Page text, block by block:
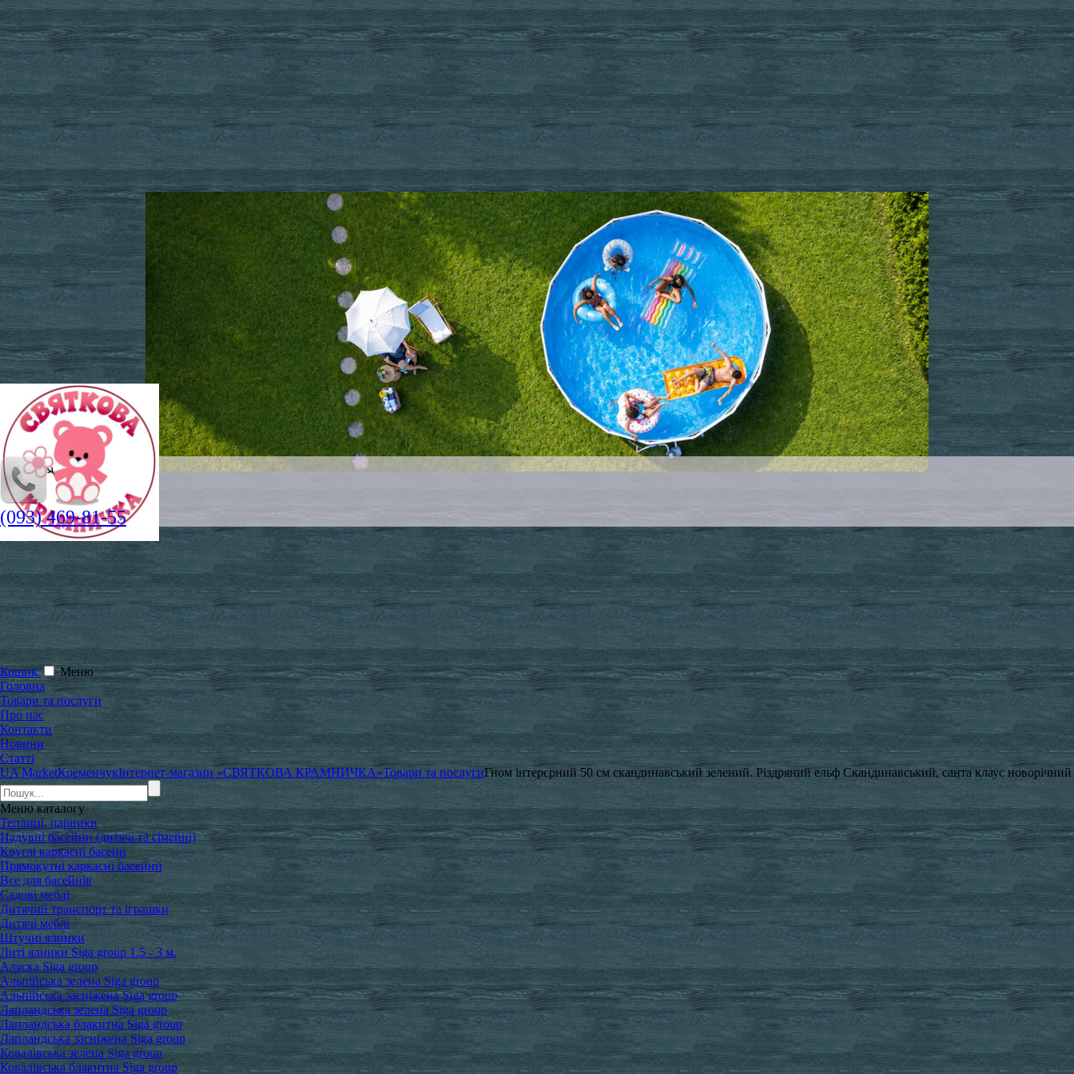
(093) 469-81-55
Кошик
Меню
Головна
Товари та послуги
Про нас
Контакти
Новини
Статті
UA MarketКременчукІнтернет-магазин «СВЯТКОВА КРАМНИЧКА»Товари та послугиГном інтерєрний 50 см скандинавський зелений. Різдряний ельф Скандинавський, санта клаус новорічний
Менюкаталогу
Теплиці, парники
Надувні басейни (дитячі та сімейні)
Круглі каркасні басени
Прямокутні каркасні басейни
Все для басейнів
Садові меблі
Дитячий транспорт та іграшки
Дитячі меблі
Штучні ялинки
Литі ялинки Siga group 1.5 - 3 м.
Аляска Siga group
Альпійська зелена Siga group
Альпійська засніжена Siga group
Лапландська зелена Siga group
Лапландська блакитна Siga group
Лапландська засніжена Siga group
Ковалівська зелена Siga group
Ковалівська блакитна Siga group